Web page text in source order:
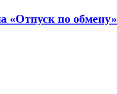
«Отпуск по обмену»